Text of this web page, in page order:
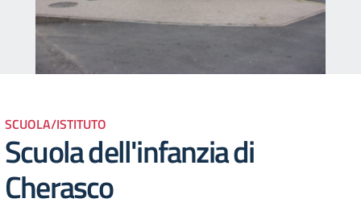
SCUOLA/ISTITUTO
Scuola dell'infanzia di
Cherasco